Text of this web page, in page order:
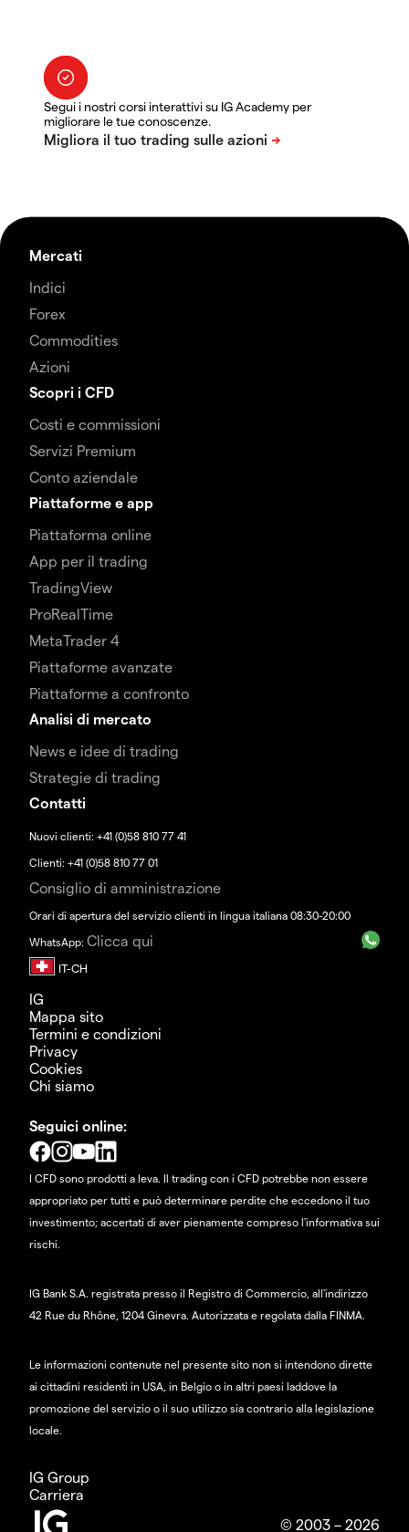
Segui i nostri corsi interattivi su IG Academy per
migliorare le tue conoscenze.
Mercati
Indici
Forex
Commodities
Azioni
Scopri i CFD
Costi e commissioni
Servizi Premium
Conto aziendale
Piattaforme e app
Piattaforma online
App per il trading
TradingView
ProRealTime
MetaTrader 4
Piattaforme avanzate
Piattaforme a confronto
Analisi di mercato
News e idee di trading
Strategie di trading
Contatti
Nuovi clienti: +41 (0)58 810 77 41
Clienti: +41 (0)58 810 77 01
Consiglio di amministrazione
Orari di apertura del servizio clienti in lingua italiana 08:30-20:00
WhatsApp: Clicca qui
IG
Mappa sito
Termini e condizioni
Privacy
Cookies
Chi siamo
Seguici online:
I CFD sono prodotti a leva. Il trading con i CFD potrebbe non essere
appropriato per tutti e può determinare perdite che eccedono il tuo
investimento; accertati di aver pienamente compreso l'informativa sui
rischi.
IG Bank S.A. registrata presso il Registro di Commercio, all'indirizzo
42 Rue du Rhône, 1204 Ginevra. Autorizzata e regolata dalla FINMA.
Le informazioni contenute nel presente sito non si intendono dirette
ai cittadini residenti in USA, in Belgio o in altri paesi laddove la
promozione del servizio o il suo utilizzo sia contrario alla legislazione
locale.
IG Group
Carriera
© 2003 – 2026